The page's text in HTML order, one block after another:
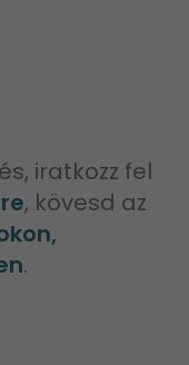
iratkozz fel
, kövesd az
.